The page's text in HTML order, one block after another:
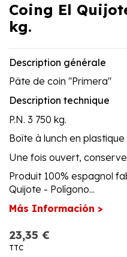
Coing El
kg.
Description générale
Pâte de coin "Primera"
Description technique
P.N. 3 750 kg.
Boîte à lunch en
Une fois ouvert,
Produit 100% espagnol
Quijote - Polígono...
Más Información >
23,35 €
TTC